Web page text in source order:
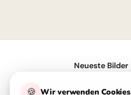
🍪 Wir verwenden Cookies
Neueste Bilder